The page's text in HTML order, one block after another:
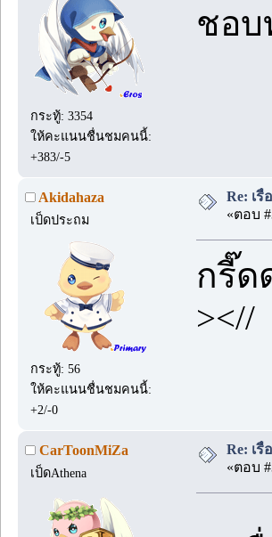
กระทู้: 3354
ให้คะแนนชื่นชมคนนี้:
+383/-5
ชอบ
Akidahaza
เป็ดประถม
กระทู้: 56
ให้คะแนนชื่นชมคนนี้:
+2/-0
Re: เ
«ตอบ
กรี๊ด
><//
CarToonMiZa
เป็ดAthena
Re: เ
«ตอบ